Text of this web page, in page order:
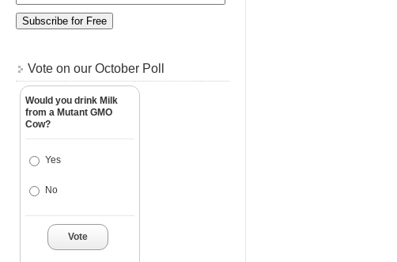
Vote on our October Poll
Would you drink Milk
from a Mutant GMO
Cow?
Yes
No
Vote